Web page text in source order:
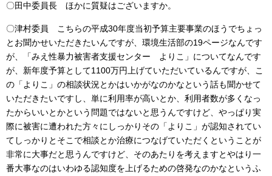
〇田中委員長 ほかに質疑はございますか。
〇津村委員 こちらの平成30年度当初予算主要事業のほうでちょっ
とお聞かせいただきたいんですが、環境生活部の19ページなんです
が、「みえ性暴力被害者支援センター よりこ」についてなんです
が、新年度予算として1100万円上げていただいているんですが、こ
の「よりこ」の相談状況とかはいかがなのかなという話も聞かせて
いただきたいですし、単に利用率が高いとか、利用者数が多くなっ
たからいいとかという問題ではないと思うんですけど、やっぱり実
際に被害に遭われた方々にしっかりその「よりこ」が認知されてい
てしっかりとそこで相談とか治療につなげていただくということが
非常に大事だと思うんですけど、そのあたりを考えますとやはり一
番大事なのはいわゆる認知度を上げるための啓発なのかなというふ